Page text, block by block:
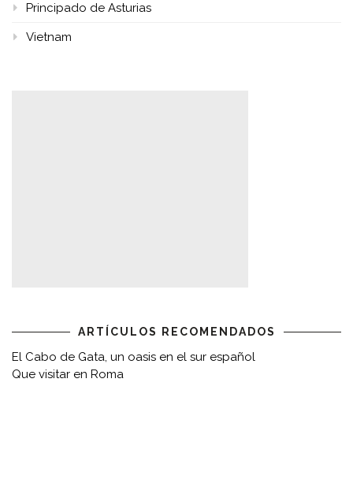
Principado de Asturias
Vietnam
ARTÍCULOS RECOMENDADOS
El Cabo de Gata, un oasis en el sur español
Que visitar en Roma